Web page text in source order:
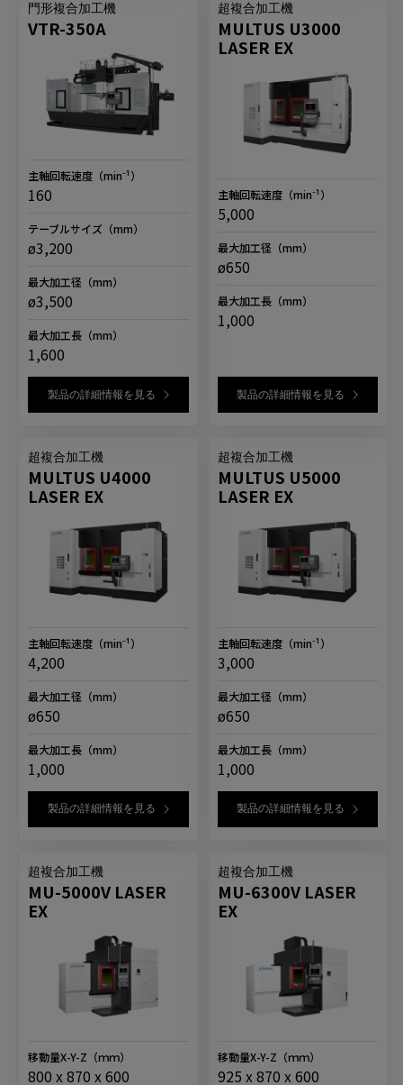
門形複合加工機
VTR-350A
主軸回転速度 （min⁻¹）
160
テーブルサイズ （mm）
ø3,200
最大加工径 （mm）
ø3,500
最大加工長 （mm）
1,600
製品の詳細情報を見る
超複合加工機
MULTUS U3000
LASER EX
主軸回転速度（min⁻¹）
5,000
最大加工径 （mm）
ø650
最大加工長（mm）
1,000
製品の詳細情報を見る
超複合加工機
MULTUS U4000
LASER EX
主軸回転速度 （min⁻¹）
4,200
最大加工径 （mm）
ø650
最大加工長 （mm）
1,000
製品の詳細情報を見る
超複合加工機
MULTUS U5000
LASER EX
主軸回転速度（min⁻¹）
3,000
最大加工径 （mm）
ø650
最大加工長（mm）
1,000
製品の詳細情報を見る
超複合加工機
MU-5000V LASER
EX
移動量X-Y-Z （ｍｍ）
800 x 870 x 600
超複合加工機
MU-6300V LASER
EX
移動量X-Y-Z （ｍｍ）
925 x 870 x 600